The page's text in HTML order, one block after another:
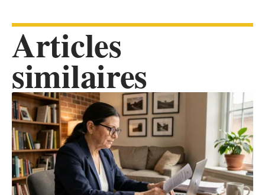
Articles
similaires